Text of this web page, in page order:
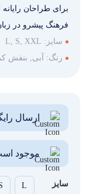
برای طراحان
فرهنگ پیشرو در
سایز:L, S, XXL
رنگ:آبی, بنفش
ارسال
موجود
سایز L
S